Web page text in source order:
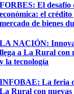
FORBES: El desafío
económica: el crédito
mercado de bienes
LA NACIÓN:
llega a La Rural con
y la tecnología
INFOBAE: La feria
La Rural con nuevas